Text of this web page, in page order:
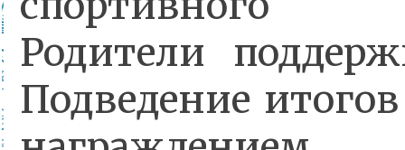
Родители
Подведение